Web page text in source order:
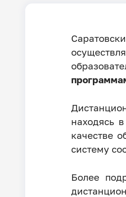
находясь
качестве
систему
Более